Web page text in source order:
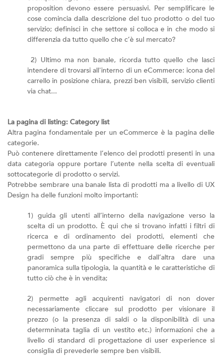
proposition devono essere persuasivi. Per semplificare le
cose comincia dalla descrizione del tuo prodotto o del tuo
servizio; definisci in che settore si colloca e in che modo si
differenzia da tutto quello che c’è sul mercato?
2) Ultimo ma non banale, ricorda tutto quello che lasci
intendere di trovarsi all'interno di un eCommerce: icona del
carrello in posizione chiara, prezzi ben visibili, servizio clienti
via chat...
La pagina di listing: Category list
Altra pagina fondamentale per un eCommerce è la pagina delle
categorie.
Può contenere direttamente l’elenco dei prodotti presenti in una
data categoria oppure portare l’utente nella scelta di eventuali
sottocategorie di prodotto o servizi.
Potrebbe sembrare una banale lista di prodotti ma a livello di UX
Design ha delle funzioni molto importanti:
1) guida gli utenti all’interno della navigazione verso la
scelta di un prodotto. È qui che si trovano infatti i filtri di
ricerca e di ordinamento dei prodotti, elementi che
permettono da una parte di effettuare delle ricerche per
gradi sempre più specifiche e dall’altra dare una
panoramica sulla tipologia, la quantità e le caratteristiche di
tutto ciò che è in vendita;
2) permette agli acquirenti navigatori di non dover
necessariamente cliccare sul prodotto per visionare il
prezzo (o la presenza di saldi o la disponibilità di una
determninata taglia di un vestito etc.) informazioni che a
livello di standard di progettazione di user experience si
consiglia di prevederle sempre ben visibili.